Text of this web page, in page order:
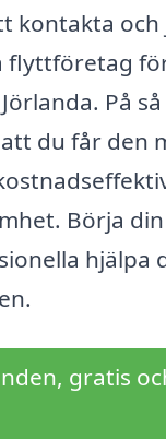
kontakta och
flyttföretag
På
du får den
Börja
hjälpa
gratis